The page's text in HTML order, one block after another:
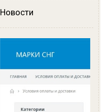
Новости